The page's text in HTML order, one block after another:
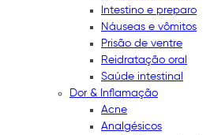
Intestino e preparo
Náuseas e vômitos
Prisão de ventre
Reidratação oral
Saúde intestinal
Dor & Inflamação
Acne
Analgésicos